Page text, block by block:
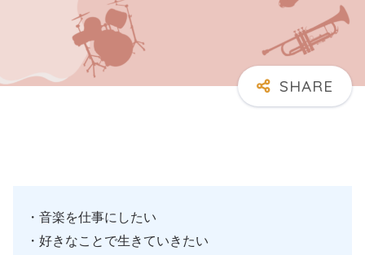
・音楽を仕事にしたい
・好きなことで生きていきたい